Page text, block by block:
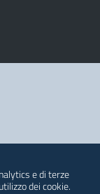
e di terze
dei cookie.